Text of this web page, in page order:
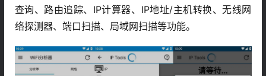
查询、路由追踪、IP计算器、IP地址/主机转换、无线网
络探测器、端口扫描、局域网扫描等功能。